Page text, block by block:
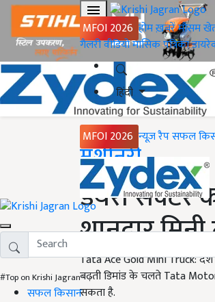
MFOI 2026 होमख़बरेंमौसम
गैलरीवीडियोमासिक पत्रिका
हिंदी
MFOI 2026 न्यूज़ रैपसफल
#Top on Krishi Jagran
सफल किसान
Home
मशीनरी
डेयरी सेक्टर
शानदार
Tata Ace Gold Mini Truck: देश
बढ़ती डिमांड के चलते Tata
सकता है.